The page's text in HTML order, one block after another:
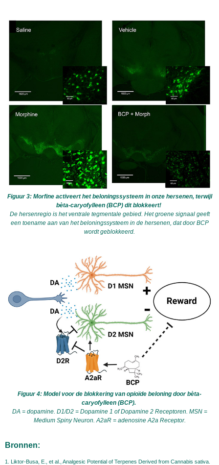
Figuur 3: Morfine activeert het beloningssysteem in onze hersenen, terwijl
bèta-caryofylleen (BCP) dit blokkeert!
De hersenregio is het ventrale tegmentale gebied. Het groene signaal geeft
een toename aan van het beloningssysteem in de hersenen, dat door BCP
wordt geblokkeerd.
Figuur 4: Model voor de blokkering van opioïde beloning door bèta-
caryofylleen (BCP).
DA = dopamine. D1/D2 = Dopamine 1 of Dopamine 2 Receptoren. MSN =
Medium Spiny Neuron. A2aR = adenosine A2a Receptor.
Bronnen:
1. Liktor-Busa, E., et al., Analgesic Potential of Terpenes Derived from Cannabis sativa.